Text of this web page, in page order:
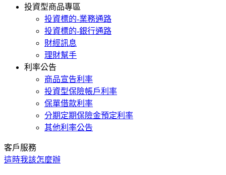
投資型商品專區
投資標的-業務通路
投資標的-銀行通路
財經訊息
理財幫手
利率公告
商品宣告利率
投資型保險帳戶利率
保單借款利率
分期定期保險金預定利率
其他利率公告
客戶服務
這時我該怎麼辦